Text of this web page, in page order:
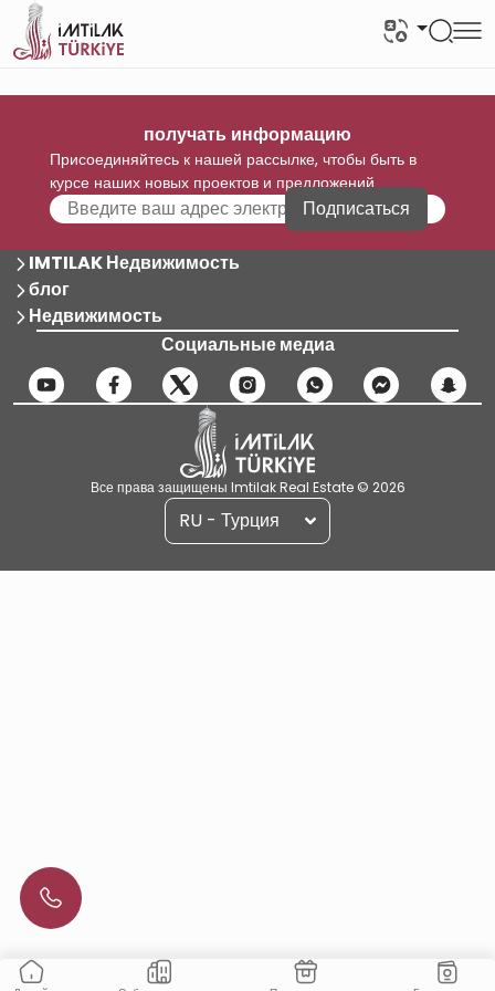
получать информацию
Присоединяйтесь к нашей рассылке, чтобы быть в
курсе наших новых проектов и предложений
Подписаться
IMTILAK Недвижимость
блог
Недвижимость
Социальные медиа
Все права защищены Imtilak Real Estate © 2026
RU - Турция